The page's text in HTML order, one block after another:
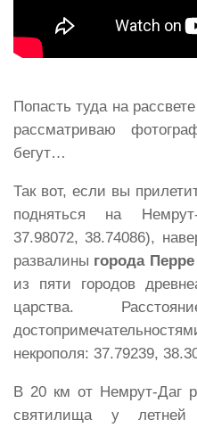
Попасть туда на
рассматриваю
бегут…
Так вот, если вы
подняться на
37.98072, 38.74086),
развалины города Перре
из пяти городов
царства.
некрополя: 37.79239,
В 20 км от Немрут-Даг
святилища у летней